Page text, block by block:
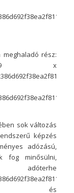
rész:
x
sok változás
képzés
adózású,
fog minősülni,